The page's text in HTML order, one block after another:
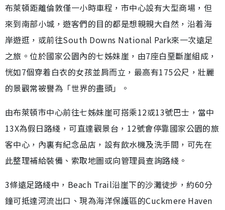
布萊頓距離倫敦僅一小時車程，市中心設有大型商場，但
來到南部小城，遊客們的目的都是想親親大自然，沿着海
岸遊逛，或前往South Downs National Park來一次遠足
之旅。位於國家公園內的七姊妹崖，由7座白堊斷崖組成，
恍如7個穿着白衣的女孩並肩而立，最高有175公尺，壯麗
的景觀常被譽為「世界的盡頭」。
由布萊頓市中心前往七姊妹崖可搭乘12或13號巴士，當中
13X為假日路綫，可直達觀景台，12號會停靠國家公園的旅
客中心，內裏有紀念品店，設有飲水機及洗手間，可先在
此整理補給裝備、索取地圖或向管理員查詢路綫。
3條遠足路綫中，Beach Trail沿崖下的沙灘徒步，約60分
鐘可抵達河流出口、現為海洋保護區的Cuckmere Haven